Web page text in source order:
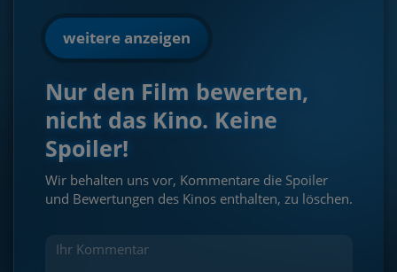
weitere anzeigen
Nur den Film bewerten,
nicht das Kino. Keine
Spoiler!
Wir behalten uns vor, Kommentare die Spoiler
und Bewertungen des Kinos enthalten, zu löschen.